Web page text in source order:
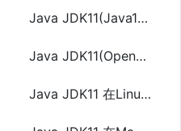
Java JDK11(Java11)中设置HttpClient允许不安全的HTTPS连接
Java JDK11(OpenJDK 11)中不能识别 JavaFX11问题
Java JDK11 在Linux上的安装和配置